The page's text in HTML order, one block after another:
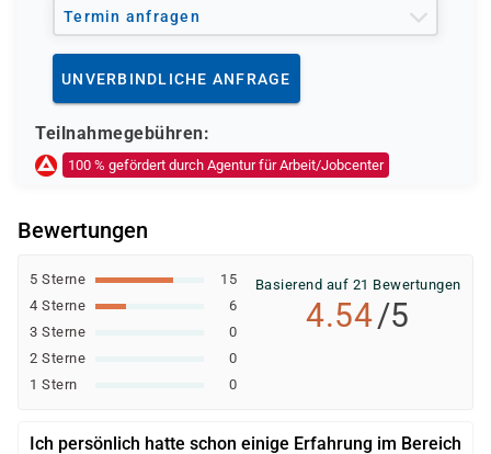
Arbeit)
Deutsche Rentenversicherung
Europäischer Sozialfonds (ESF)
Weitere öffentliche oder private Kostenträger
Ob eine Förderung oder Kostenübernahme möglich ist,
individuellen Prüfung Ihrer persönlichen
Voraussetzungen und Förderfähigkeit.
Termin anfragen
UNVERBINDLICHE ANFRAGE
Teilnahmegebühren:
100 % gefördert durch Agentur für Arbeit/Jobcenter
Bewertungen
5 Sterne
15
4 Sterne
6
3 Sterne
0
2 Sterne
0
1 Stern
0
Basierend auf 21 Bewertungen
4.54/5
Ich persönlich hatte schon einige Erfahrung im Bereich